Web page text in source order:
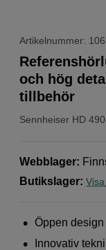
Artikelnummer:
Sennheiser HD
och hög
tillbehör
Webblager:
Butikslager:
Öppen
Innovativ